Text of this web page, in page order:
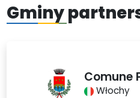
Gminy
Comune
Włochy